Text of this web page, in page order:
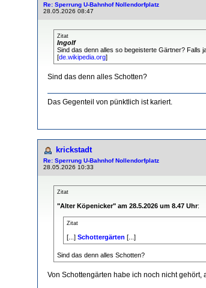
Re: Sperrung U-Bahnhof Nollendorfplatz
28.05.2026 08:47
Zitat
Ingolf
Sind das denn alles so begeisterte Gärtner? Falls
[de.wikipedia.org]
Sind das denn alles Schotten?
Das Gegenteil von pünktlich ist kariert.
krickstadt
Re: Sperrung U-Bahnhof Nollendorfplatz
28.05.2026 10:33
Zitat
"Alter Köpenicker" am 28.5.2026 um 8.47 Uhr:
Zitat
[...] Schottergärten [...]
Sind das denn alles Schotten?
Von Schottengärten habe ich noch nicht